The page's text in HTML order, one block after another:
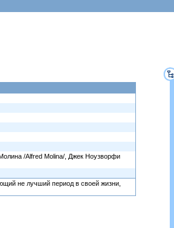
/Alfred Molina/, Джек Ноузворфи
не лучший период в своей жизни,